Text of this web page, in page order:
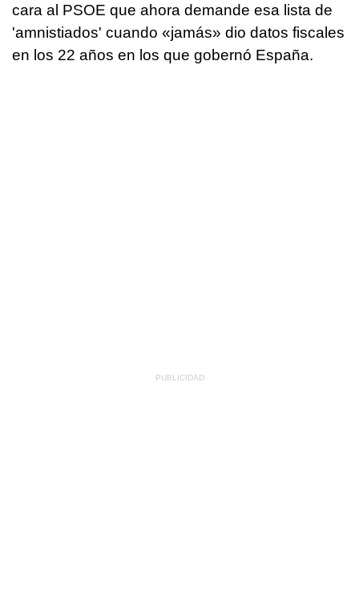
cara al PSOE que ahora demande esa lista de
'amnistiados' cuando «jamás» dio datos fiscales
en los 22 años en los que gobernó España.